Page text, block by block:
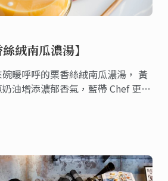
絨南瓜濃湯】
暖呼呼的栗香絲絨南瓜濃湯， 黃
油增添濃郁香氣，藍帶 Chef 更以
的廚藝 level up !